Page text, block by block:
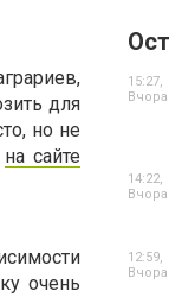
для
но не
на сайте
очень
15:27,
Вчора
14:22,
Вчора
12:59,
Вчора